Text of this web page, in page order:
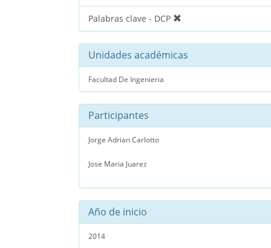
Palabras clave - DCP
Unidades académicas
Facultad De Ingenieria
Participantes
Jorge Adrian Carlotto
Jose Maria Juarez
Año de inicio
2014